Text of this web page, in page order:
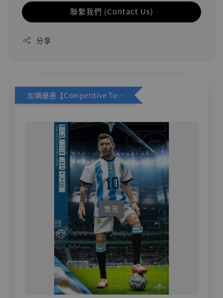
聯繫我們 (Contact Us)
分享
加購優惠【Competitive Toys 梅西 [CM001]】
售完